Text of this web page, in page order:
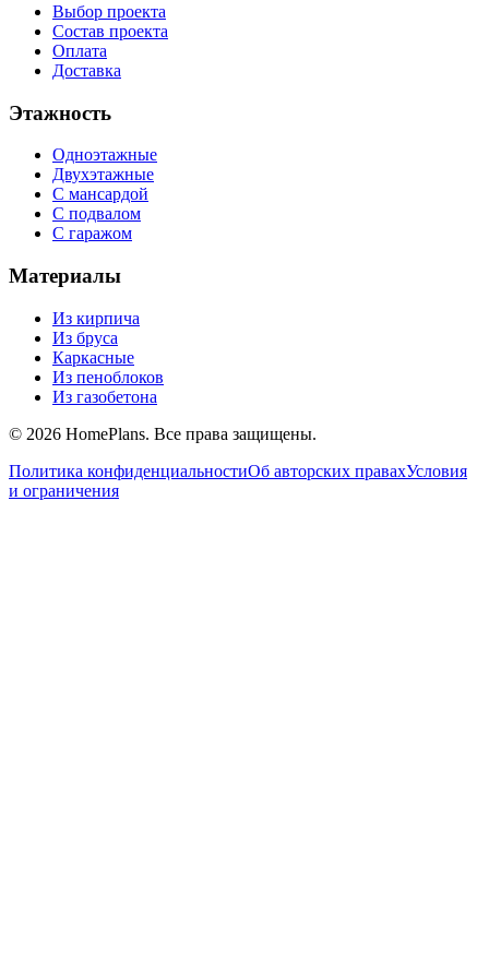
Выбор проекта
Состав проекта
Оплата
Доставка
Этажность
Одноэтажные
Двухэтажные
С мансардой
С подвалом
С гаражом
Материалы
Из кирпича
Из бруса
Каркасные
Из пеноблоков
Из газобетона
© 2026 HomePlans. Все права защищены.
Политика конфиденциальностиОб авторских правахУсловия
и ограничения